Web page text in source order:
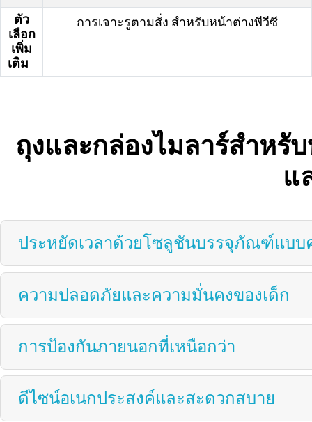
ตัว
เลือก
เพิ่ม
เติม
การเจาะรูตามสั่ง สำหรับหน้าต่างพีวีซี
ถุงและกล่องไมลาร์สำห
แ
ประหยัดเวลาด้วยโซลูชันบรรจุภัณฑ์แบบ
ความปลอดภัยและความมั่นคงของเด็ก
การป้องกันภายนอกที่เหนือกว่า
ดีไซน์อเนกประสงค์และสะดวกสบาย